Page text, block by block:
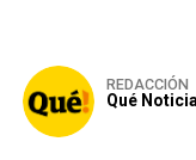
REDACCIÓN
Qué